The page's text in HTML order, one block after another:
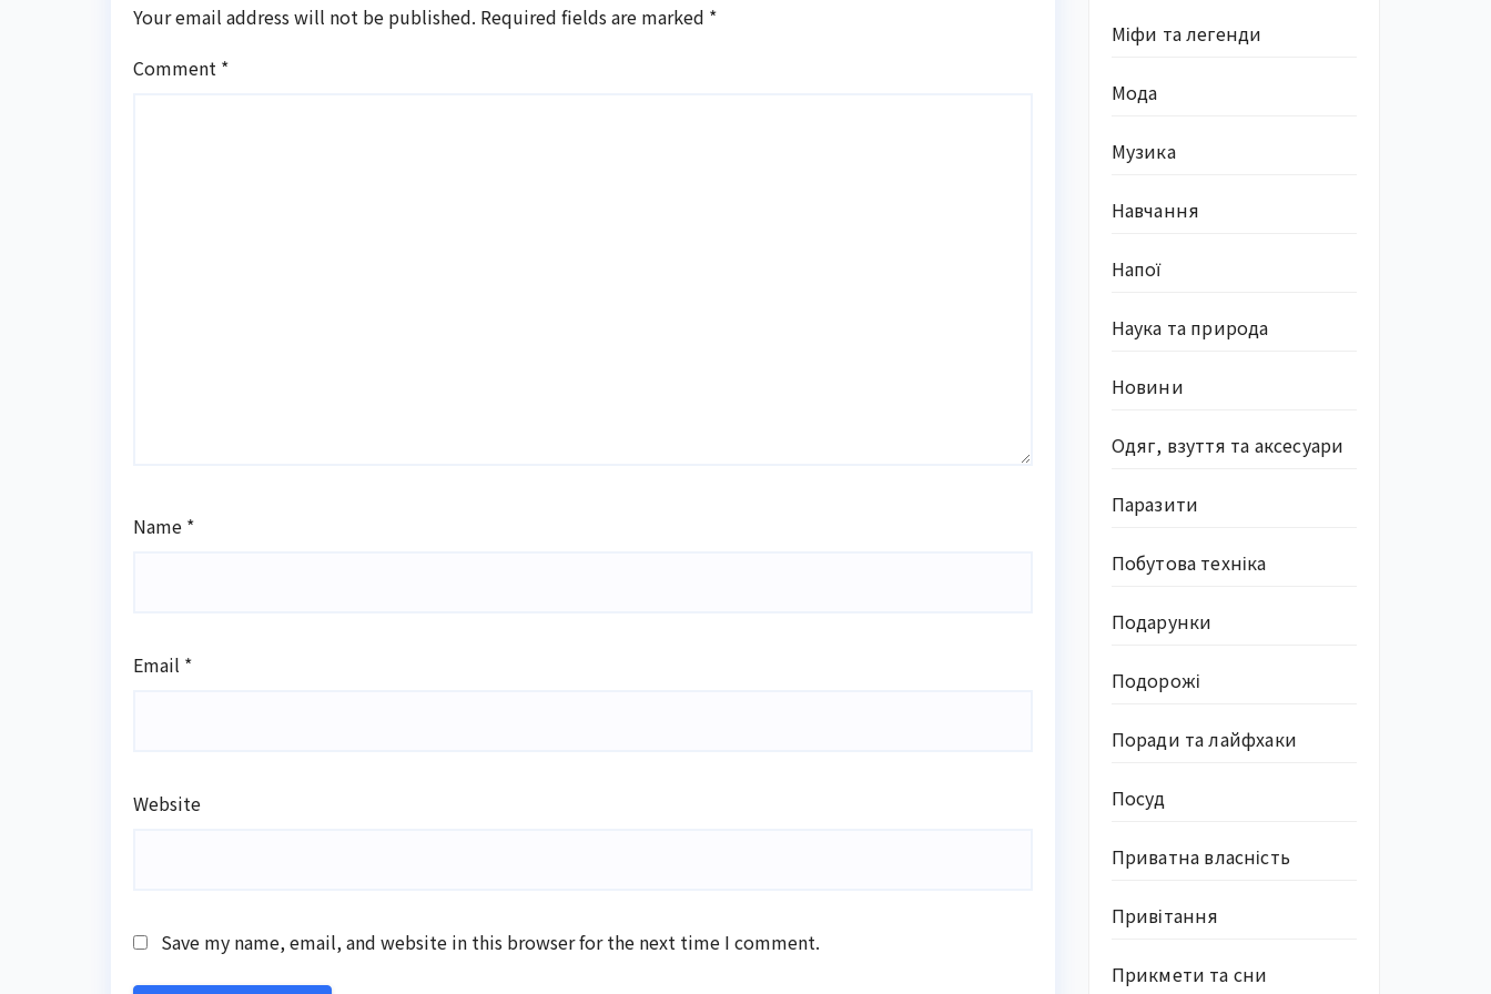
Your email address will not be published. Required fields are marked *
Comment *
Name *
Email *
Website
Save my name, email, and website in this browser for the next time I comment.
Міфи та легенди
Мода
Музика
Навчання
Напої
Наука та природа
Новини
Одяг, взуття та аксесуари
Паразити
Побутова техніка
Подарунки
Подорожі
Поради та лайфхаки
Посуд
Приватна власність
Привітання
Прикмети та сни